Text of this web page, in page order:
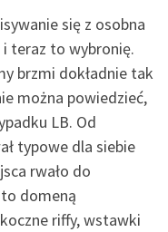
się z osobna
teraz to wybronię.
brzmi dokładnie tak
można powiedzieć,
LB. Od
typowe dla siebie
rwało do
domeną
riffy, wstawki